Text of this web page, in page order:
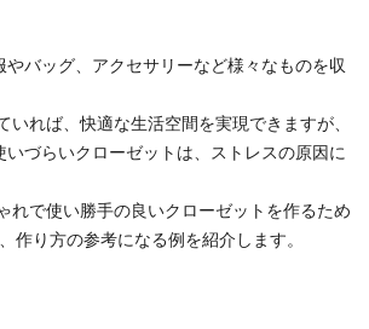
やバッグ、アクセサリーなど様々なものを収
いれば、快適な生活空間を実現できますが、
いづらいクローゼットは、ストレスの原因に
れで使い勝手の良いクローゼットを作るため
作り方の参考になる例を紹介します。